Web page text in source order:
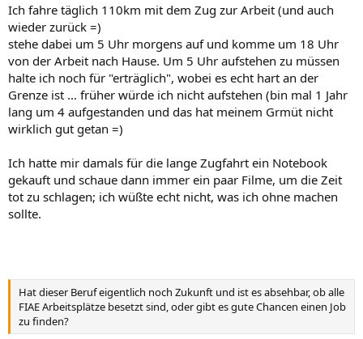
Ich fahre täglich 110km mit dem Zug zur Arbeit (und auch
wieder zurück =)
stehe dabei um 5 Uhr morgens auf und komme um 18 Uhr
von der Arbeit nach Hause. Um 5 Uhr aufstehen zu müssen
halte ich noch für "erträglich", wobei es echt hart an der
Grenze ist ... früher würde ich nicht aufstehen (bin mal 1 Jahr
lang um 4 aufgestanden und das hat meinem Grmüt nicht
wirklich gut getan =)
Ich hatte mir damals für die lange Zugfahrt ein Notebook
gekauft und schaue dann immer ein paar Filme, um die Zeit
tot zu schlagen; ich wüßte echt nicht, was ich ohne machen
sollte.
Hat dieser Beruf eigentlich noch Zukunft und ist es absehbar, ob alle
FIAE Arbeitsplätze besetzt sind, oder gibt es gute Chancen einen Job
zu finden?